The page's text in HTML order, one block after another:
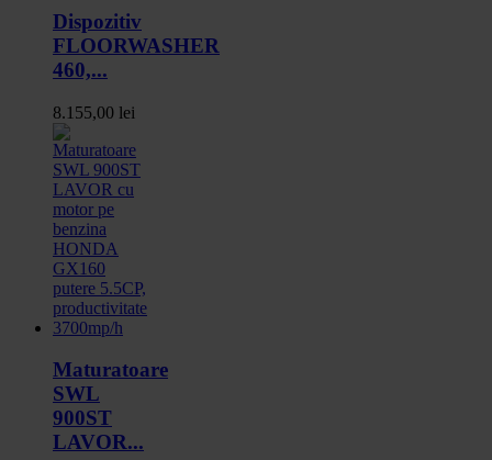
Dispozitiv
FLOORWASHER
460,...
8.155,00 lei
Maturatoare
SWL
900ST
LAVOR...